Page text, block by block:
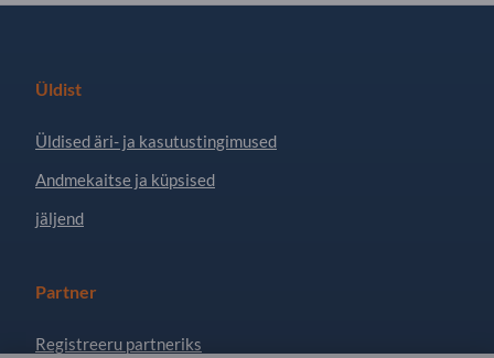
Üldist
Üldised äri- ja kasutustingimused
Andmekaitse ja küpsised
jäljend
Partner
Registreeru partneriks